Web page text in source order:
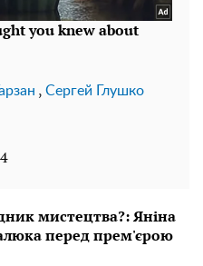
, Сергей Глушко
мистецтва?: Яніна
перед прем'єрою